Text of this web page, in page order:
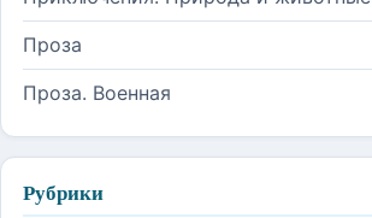
Проза
Проза. Военная
Рубрики